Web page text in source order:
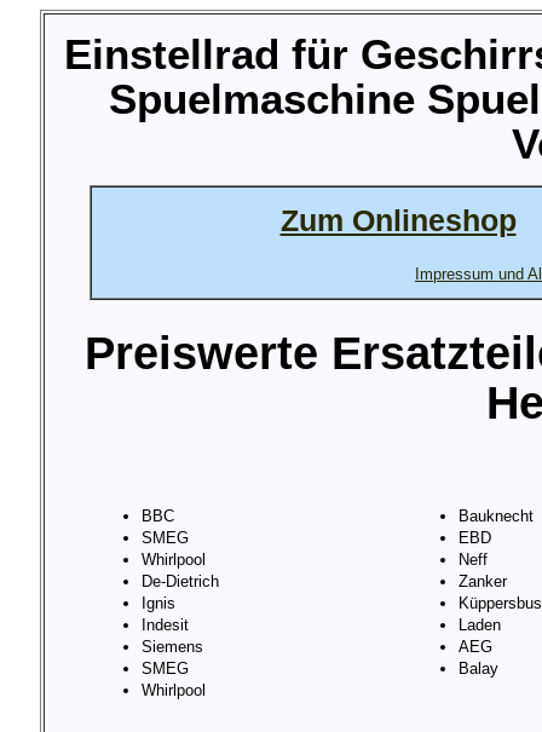
Einstellrad für
Spuelmaschine
Zum Onlineshop
Impressum und
Preiswerte
BBC
SMEG
Whirlpool
De-Dietrich
Ignis
Indesit
Siemens
SMEG
Whirlpool
Bauknecht
EBD
Neff
Zanker
Laden
AEG
Balay